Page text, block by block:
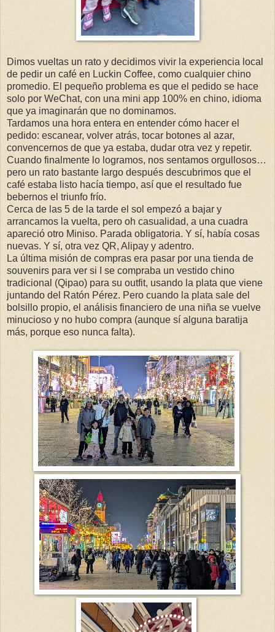
Dimos vueltas un rato y decidimos vivir la experiencia local
de pedir un café en Luckin Coffee, como cualquier chino
promedio. El pequeño problema es que el pedido se hace
solo por WeChat, con una mini app 100% en chino, idioma
que ya imaginarán que no dominamos.
Tardamos una hora entera en entender cómo hacer el
pedido: escanear, volver atrás, tocar botones al azar,
convencernos de que ya estaba, dudar otra vez y repetir.
Cuando finalmente lo logramos, nos sentamos orgullosos…
pero un rato bastante largo después descubrimos que el
café estaba listo hacía tiempo, así que el resultado fue
bebernos el triunfo frío.
Cerca de las 5 de la tarde el sol empezó a bajar y
arrancamos la vuelta, pero oh casualidad, a una cuadra
apareció otro Miniso. Parada obligatoria. Y sí, había cosas
nuevas. Y sí, otra vez QR, Alipay y adentro.
La última misión de compras era pasar por una tienda de
souvenirs para ver si I se compraba un vestido chino
tradicional (Qipao) para su outfit, usando la plata que viene
juntando del Ratón Pérez. Pero cuando la plata sale del
bolsillo propio, el análisis financiero de una niña se vuelve
minucioso y no hubo compra (aunque sí alguna baratija
más, porque eso nunca falta).